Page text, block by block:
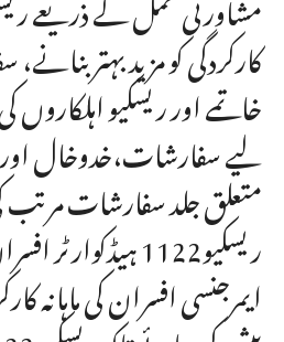
کارکردگی کو مزید بہتر
خاتمے اور ریسکیو اہلکاروں
لیے سفارشات،خدوخال
متعلق جلد سفارشات مرتب
ریسکیو1122
ایمرجنسی افسران کی ماہانہ